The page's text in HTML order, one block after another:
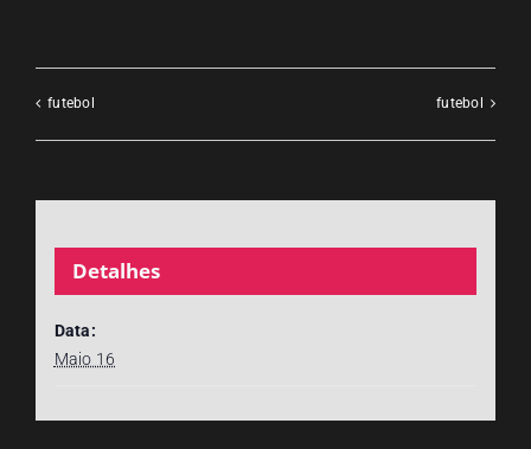
futebol futebol
Detalhes
Data:
Maio 16